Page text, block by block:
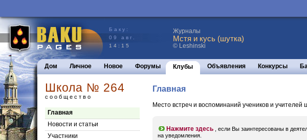
Баку:
09 авг.
14:15
Журналы
Мстя и кусь (шутка)
© Leshinski
Дом Личное Новое Форумы Клубы Объявления Конкурсы
Школа № 264
сообщество
Главная
Новости и статьи
Участники
Главная
Место встреч и воспоминаний учеников и
Нажмите здесь , если Вы заинтересованы в
на уведомления.